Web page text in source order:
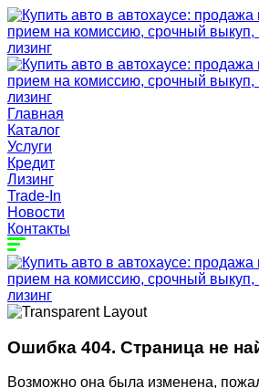
Главная
Каталог
Услуги
Кредит
Лизинг
Trade-In
Новости
Контакты
Ошибка 404. Страница не
Возможно она была изменена,